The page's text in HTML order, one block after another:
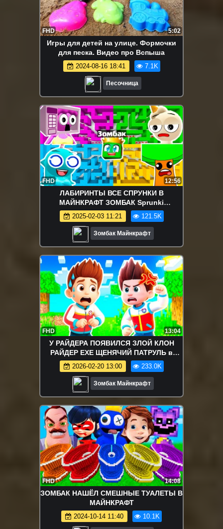
FHD 5:02
Игры для детей на улице. Формочки
для песка. Видео про Вспыша
2024-08-16 18:41 7.1K
Песочница
FHD 12:56
ЛАБИРИНТЫ ВСЕ СПРУНКИ В
МАЙНКРАФТ ЗОМБАК Sprunki
Incredibox Хоррор СПРАНКИ
2025-02-03 11:21 121.5K
Зомбак Майнкрафт
FHD 13:04
У РАЙДЕРА ПОЯВИЛСЯ ЗЛОЙ КЛОН
РАЙДЕР EXE ЩЕНЯЧИЙ ПАТРУЛЬ в
МАЙНКРАФТ ЗОМБАК
2026-02-20 13:00 233.0K
Зомбак Майнкрафт
FHD 14:08
ЗОМБАК НАШЁЛ СМЕШНЫЕ ТУАЛЕТЫ В
МАЙНКРАФТ
2024-10-14 11:40 10.1K